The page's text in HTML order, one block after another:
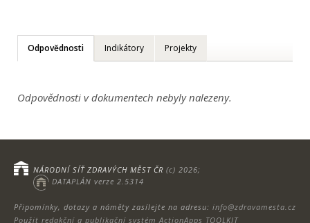
Odpovědnosti Indikátory Projekty
Odpovědnosti v dokumentech nebyly nalezeny.
Připomínky, dotazy a náměty zasílejte na adresu: info@zdravamesta.cz
Použit redakční a publikační systém ActionApps TOOLKIT
NÁRODNÍ SÍŤ ZDRAVÝCH MĚST ČR (c) 2026;
DATAPLÁN verze 2.5314